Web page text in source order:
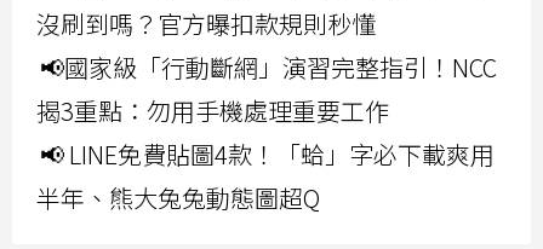
沒刷到嗎？官方曝扣款規則秒懂
📢國家級「行動斷網」演習完整指引！NCC
揭3重點：勿用手機處理重要工作
📢 LINE免費貼圖4款！「蛤」字必下載爽用
半年、熊大兔兔動態圖超Q